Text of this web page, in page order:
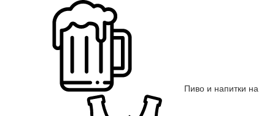
Пиво и напитки на